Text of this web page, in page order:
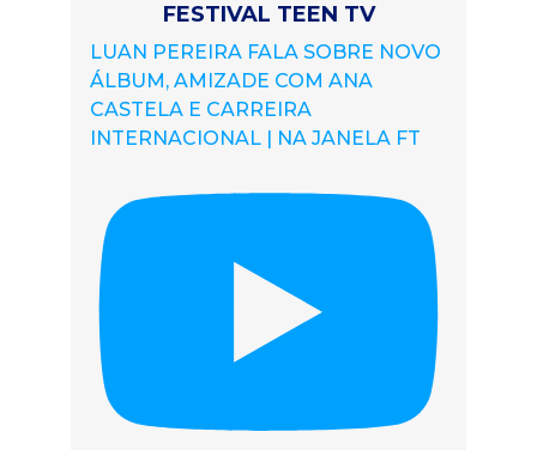
FESTIVAL TEEN TV
LUAN PEREIRA FALA SOBRE NOVO
ÁLBUM, AMIZADE COM ANA
CASTELA E CARREIRA
INTERNACIONAL | NA JANELA FT